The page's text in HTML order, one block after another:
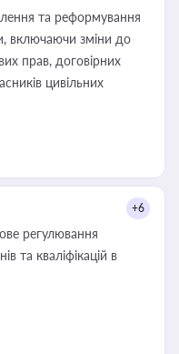
та реформування
включаючи зміни до
прав, договірних
цивільних
+6
регулювання
та кваліфікацій в